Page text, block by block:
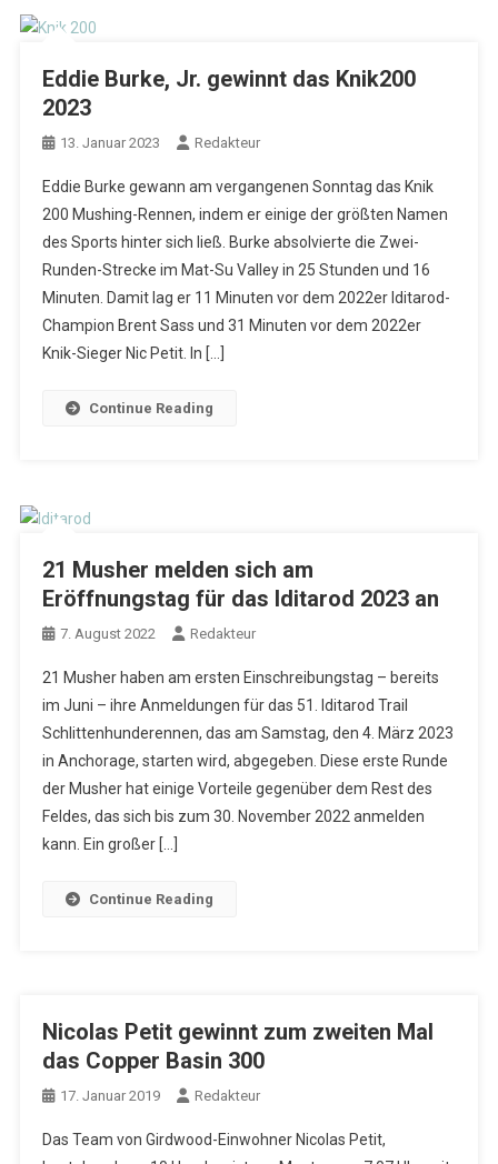
Eddie Burke, Jr. gewinnt das Knik200
2023
13. Januar 2023 Redakteur
Eddie Burke gewann am vergangenen Sonntag das Knik
200 Mushing-Rennen, indem er einige der größten Namen
des Sports hinter sich ließ. Burke absolvierte die Zwei-
Runden-Strecke im Mat-Su Valley in 25 Stunden und 16
Minuten. Damit lag er 11 Minuten vor dem 2022er Iditarod-
Champion Brent Sass und 31 Minuten vor dem 2022er
Knik-Sieger Nic Petit. In […]
Continue Reading
21 Musher melden sich am
Eröffnungstag für das Iditarod 2023 an
7. August 2022 Redakteur
21 Musher haben am ersten Einschreibungstag – bereits
im Juni – ihre Anmeldungen für das 51. Iditarod Trail
Schlittenhunderennen, das am Samstag, den 4. März 2023
in Anchorage, starten wird, abgegeben. Diese erste Runde
der Musher hat einige Vorteile gegenüber dem Rest des
Feldes, das sich bis zum 30. November 2022 anmelden
kann. Ein großer […]
Continue Reading
Nicolas Petit gewinnt zum zweiten Mal
das Copper Basin 300
17. Januar 2019 Redakteur
Das Team von Girdwood-Einwohner Nicolas Petit,